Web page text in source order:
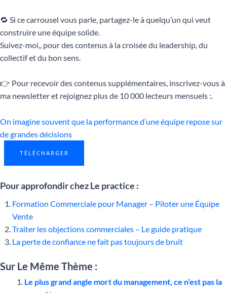
🔁 Si ce carrousel vous parle, partagez-le à quelqu’un qui veut
construire une équipe solide.
Suivez-moi,, pour des contenus à la croisée du leadership, du
collectif et du bon sens.
👉 Pour recevoir des contenus supplémentaires, inscrivez-vous à
ma newsletter et rejoignez plus de 10 000 lecteurs mensuels :.
On imagine souvent que la performance d’une équipe repose sur
de grandes décisions
TÉLÉCHARGER
Pour approfondir chez Le practice :
Formation Commerciale pour Manager – Piloter une Équipe
Vente
Traiter les objections commerciales – Le guide pratique
La perte de confiance ne fait pas toujours de bruit
Sur Le Même Thème :
Le plus grand angle mort du management, ce n’est pas la